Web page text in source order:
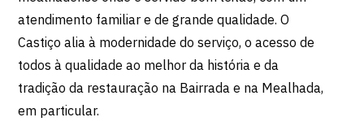
atendimento familiar e de grande qualidade. O
Castiço alia à modernidade do serviço, o acesso de
todos à qualidade ao melhor da história e da
tradição da restauração na Bairrada e na Mealhada,
em particular.